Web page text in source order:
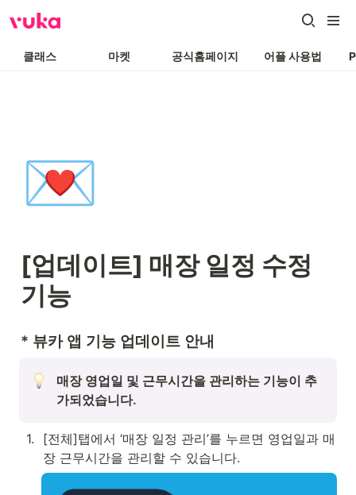
클래스 마켓 공식홈페이지 어플 사용법
💌
[업데이트] 매장 일정 수정
기능
* 뷰카 앱 기능 업데이트 안내
매장 영업일 및 근무시간을 관리하는 기능이 추
가되었습니다.
1.
[전체]탭에서 ‘매장 일정 관리’를 누르면 영업일과 매
장 근무시간을 관리할 수 있습니다.